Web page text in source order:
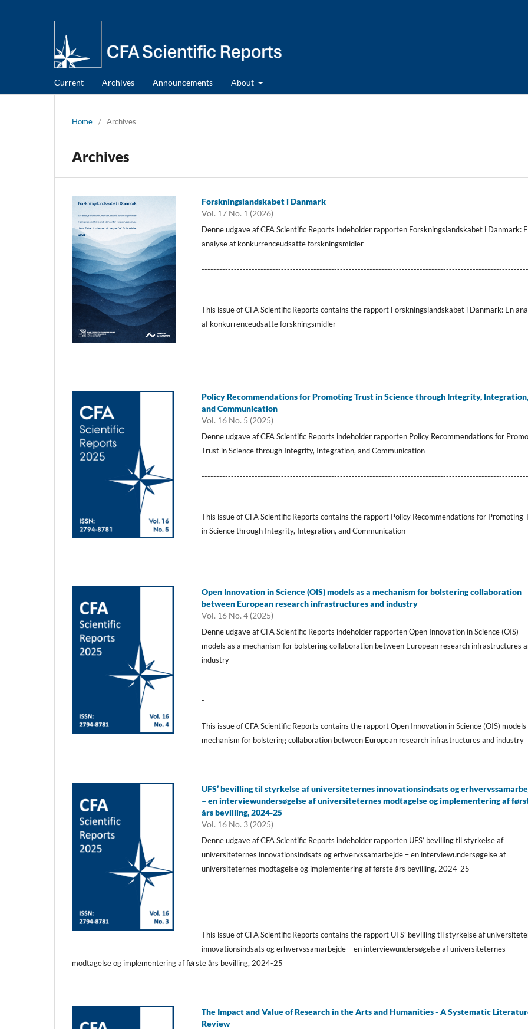
Current Archives Announcements About
Home / Archives
Archives
Forskningslandskabet i Danmark
Vol. 17 No. 1 (2026)
Denne udgave af CFA Scientific Reports indeholder rapporten Forskningslandskabet i Danmark:
analyse af konkurrenceudsatte forskningsmidler
-
This issue of CFA Scientific Reports contains the rapport Forskningslandskabet i Danmark: En
af konkurrenceudsatte forskningsmidler
Policy Recommendations for Promoting Trust in Science through Integrity, Integration,
and Communication
Vol. 16 No. 5 (2025)
Denne udgave af CFA Scientific Reports indeholder rapporten Policy Recommendations for
Trust in Science through Integrity, Integration, and Communication
-
This issue of CFA Scientific Reports contains the rapport Policy Recommendations for Promoting
in Science through Integrity, Integration, and Communication
Open Innovation in Science (OIS) models as a mechanism for bolstering collaboration
between European research infrastructures and industry
Vol. 16 No. 4 (2025)
Denne udgave af CFA Scientific Reports indeholder rapporten Open Innovation in Science (OIS)
models as a mechanism for bolstering collaboration between European research infrastructures
industry
-
This issue of CFA Scientific Reports contains the rapport Open Innovation in Science (OIS) models
mechanism for bolstering collaboration between European research infrastructures and industry
UFS’ bevilling til styrkelse af universiteternes innovationsindsats og
– en interviewundersøgelse af universiteternes modtagelse og implementering af
års bevilling, 2024-25
Vol. 16 No. 3 (2025)
Denne udgave af CFA Scientific Reports indeholder rapporten UFS’ bevilling til styrkelse af
universiteternes innovationsindsats og erhvervssamarbejde – en interviewundersøgelse af
universiteternes modtagelse og implementering af første års bevilling, 2024-25
-
This issue of CFA Scientific Reports contains the rapport UFS’ bevilling til styrkelse af
innovationsindsats og erhvervssamarbejde – en interviewundersøgelse af universiteternes
modtagelse og implementering af første års bevilling, 2024-25
The Impact and Value of Research in the Arts and Humanities - A Systematic
Review